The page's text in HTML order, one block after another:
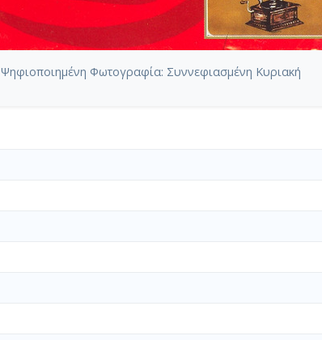
Ψηφιοποιημένη Φωτογραφία: Συννεφιασμένη Κυριακή